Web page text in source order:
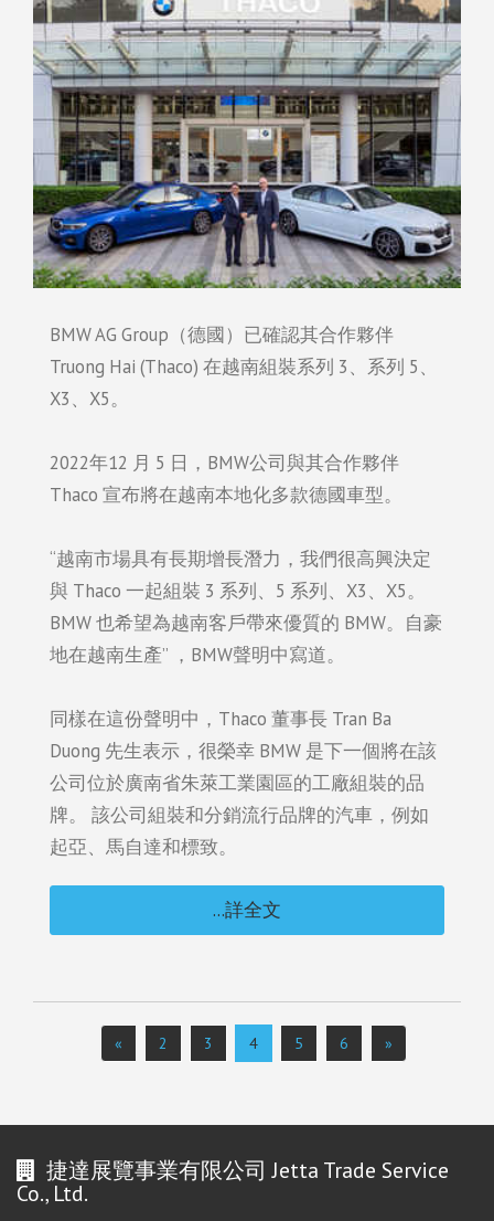
BMW AG Group（德國）已確認其合作夥伴
Truong Hai (Thaco) 在越南組裝系列 3、系列 5、
X3、X5。
2022年12 月 5 日，BMW公司與其合作夥伴
Thaco 宣布將在越南本地化多款德國車型。
“越南市場具有長期增長潛力，我們很高興決定
與 Thaco 一起組裝 3 系列、5 系列、X3、X5。
BMW 也希望為越南客戶帶來優質的 BMW。自豪
地在越南生產” ，BMW聲明中寫道。
同樣在這份聲明中，Thaco 董事長 Tran Ba
Duong 先生表示，很榮幸 BMW 是下一個將在該
公司位於廣南省朱萊工業園區的工廠組裝的品
牌。 該公司組裝和分銷流行品牌的汽車，例如
起亞、馬自達和標致。
...詳全文
« 2 3 4 5 6 »
捷達展覽事業有限公司 Jetta Trade Service
Co., Ltd.